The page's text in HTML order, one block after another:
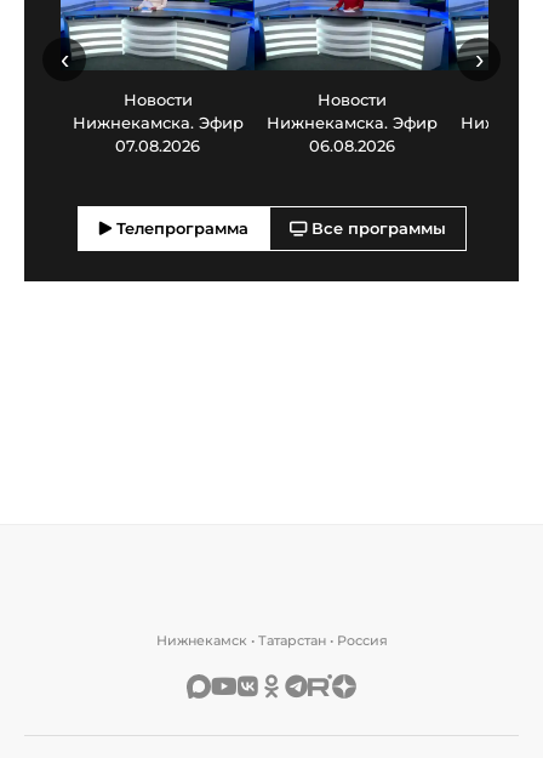
Новости
Нижнекамска. Эфир
07.08.2026
Новости
Нижнекамска. Эфир
06.08.2026
‹ ›
Телепрограмма Все программы
Нижнекамск • Татарстан • Россия